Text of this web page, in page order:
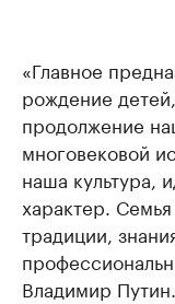
«Главное
рождение
продолжение
многовековой
наша культура,
характер.
традиции,
Владимир Путин.